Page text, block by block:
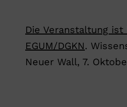
Die Veranstaltung
EGUM/DGKN.
Neuer Wall, 7.